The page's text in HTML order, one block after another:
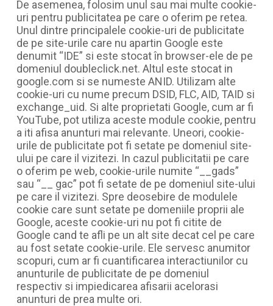
De asemenea, folosim unul sau mai multe cookie-
uri pentru publicitatea pe care o oferim pe retea.
Unul dintre principalele cookie-uri de publicitate
de pe site-urile care nu apartin Google este
denumit “IDE” si este stocat în browser-ele de pe
domeniul doubleclick.net. Altul este stocat in
google.com si se numeste ANID. Utilizam alte
cookie-uri cu nume precum DSID, FLC, AID, TAID si
exchange_uid. Si alte proprietati Google, cum ar fi
YouTube, pot utiliza aceste module cookie, pentru
a iti afisa anunturi mai relevante. Uneori, cookie-
urile de publicitate pot fi setate pe domeniul site-
ului pe care il vizitezi. In cazul publicitatii pe care
o oferim pe web, cookie-urile numite “__gads”
sau “__ gac” pot fi setate de pe domeniul site-ului
pe care il vizitezi. Spre deosebire de modulele
cookie care sunt setate pe domeniile proprii ale
Google, aceste cookie-uri nu pot fi citite de
Google cand te afli pe un alt site decat cel pe care
au fost setate cookie-urile. Ele servesc anumitor
scopuri, cum ar fi cuantificarea interactiunilor cu
anunturile de publicitate de pe domeniul
respectiv si impiedicarea afisarii acelorasi
anunturi de prea multe ori.